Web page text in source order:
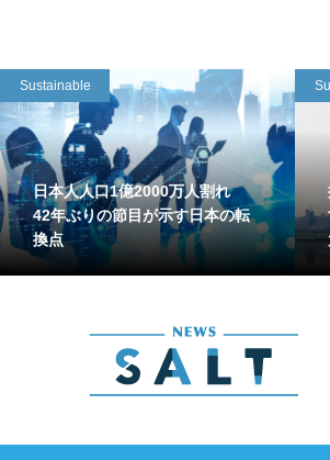
Sustainable
日本人人口1億2000万人割れ
42年ぶりの節目が示す日本の転
換点